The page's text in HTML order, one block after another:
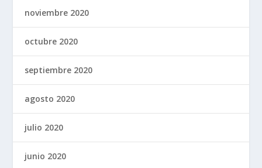
noviembre 2020
octubre 2020
septiembre 2020
agosto 2020
julio 2020
junio 2020